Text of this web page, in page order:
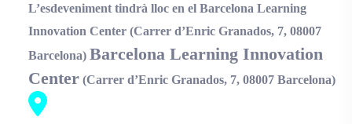
L’esdeveniment tindrà lloc en el Barcelona Learning
Innovation Center (Carrer d’Enric Granados, 7, 08007
Barcelona) Barcelona Learning Innovation
Center (Carrer d’Enric Granados, 7, 08007 Barcelona)